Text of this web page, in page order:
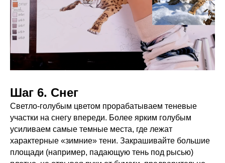
Шаг 6. Снег
Светло-голубым цветом прорабатываем теневые
участки на снегу впереди. Более ярким голубым
усиливаем самые темные места, где лежат
характерные «зимние» тени. Закрашивайте большие
площади (например, падающую тень под рысью)